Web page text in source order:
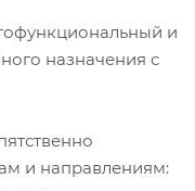
и
назначения с
и направлениям: